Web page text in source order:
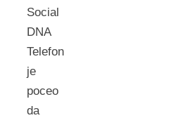
Social
DNA
Telefon
je
poceo
da